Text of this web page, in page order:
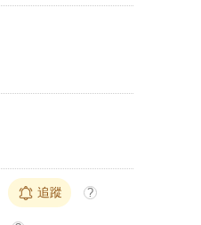
追蹤 ?